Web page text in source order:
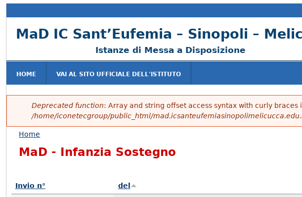
MaD IC Sant’Eufemia – Sinopoli –
Istanze di Messa a Disposizione
HOME VAI AL SITO UFFICIALE DELL'ISTITUTO
Messaggio di errore
Deprecated function: Array and string offset access syntax with curly
/home/iconetecgroup/public_html/
Tu sei qui
Home
MaD - Infanzia Sostegno
Invio n°
del